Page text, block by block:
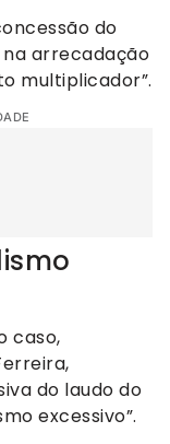
do
arrecadação
multiplicador”.
caso,
do laudo do
excessivo”.